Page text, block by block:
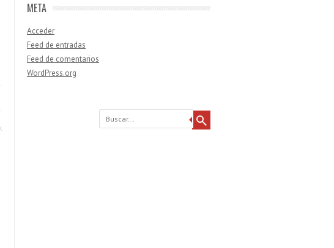
META
Acceder
Feed de entradas
Feed de comentarios
WordPress.org